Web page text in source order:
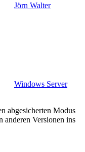
Jörn Walter
Windows Server
abgesicherten Modus
anderen Versionen ins